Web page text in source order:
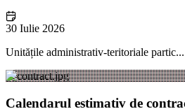
30 Iulie 2026
Unitățile administrativ-teritoriale partic...
Calendarul estimativ de